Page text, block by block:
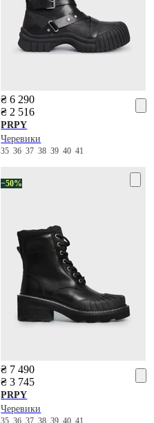
₴ 6 290
₴ 2 516
PRPY
Черевики
35363738394041
−50%
₴ 7 490
₴ 3 745
PRPY
Черевики
35363738394041